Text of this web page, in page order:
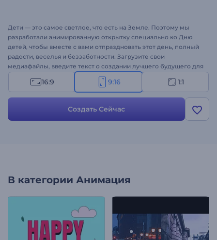
Дети — это самое светлое, что есть на Земле. Поэтому мы
разработали анимированную открытку специально ко Дню
детей, чтобы вместе с вами отпраздновать этот день, полный
радости, веселья и беззаботности. Загрузите свои
медиафайлы, введите текст о создании лучшего будущего для
всех детей, и яркая поздравительная анимация будет готова
всего за пару кликов. Шаблон идеально подходит для
приглашений на торжества, рекламы на ТВ, заставок к
презентациям и других творческих проектов. Оформите свое
16:9 9:16 1:1
Создать Сейчас
В категории Анимация